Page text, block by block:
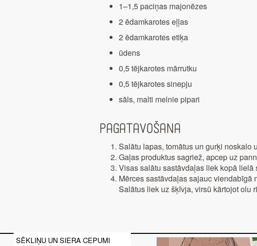
1–1,5 paciņas majonēzes
2 ēdamkarotes eļļas
2 ēdamkarotes etiķa
ūdens
0,5 tējkarotes mārrutku
0,5 tējkarotes sinepju
sāls, malti melnie pipari
Pagatavošana
Salātu lapas, tomātus un gurķi noskalo
Gaļas produktus sagriež, apcep uz
Visas salātu sastāvdaļas liek kopā
Mērces sastāvdaļas sajauc viendabīgā
Salātus liek uz šķīvja, virsū kārtojot olu
SĒKLIŅU UN SIERA CEPUMI